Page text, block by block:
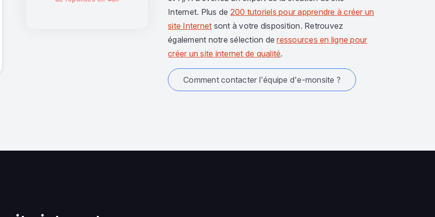
Internet. Plus de 200 tutoriels pour apprendre à créer un
site Internet sont à votre disposition. Retrouvez
également notre sélection deressources en ligne pour
créer un site internet de qualité.
Comment contacter l'équipe d'e-monsite ?